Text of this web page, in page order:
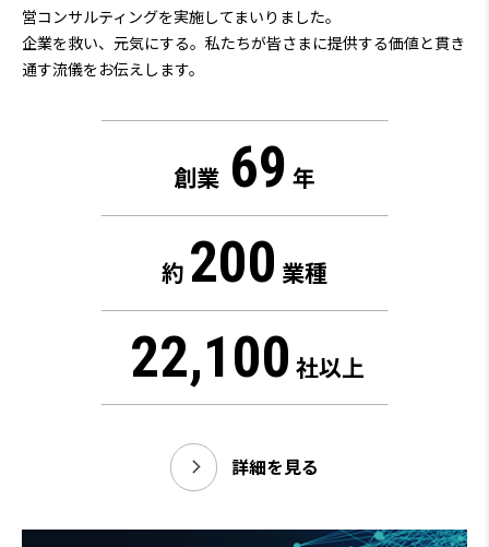
営コンサルティングを実施してまいりました。
企業を救い、元気にする。私たちが皆さまに提供する価値と貫き
通す流儀をお伝えします。
創業 69 年
約 200 業種
22,100 社以上
詳細を見る